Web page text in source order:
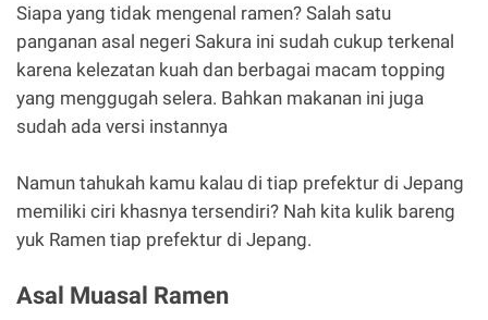
Siapa yang tidak mengenal ramen? Salah satu
panganan asal negeri Sakura ini sudah cukup terkenal
karena kelezatan kuah dan berbagai macam topping
yang menggugah selera. Bahkan makanan ini juga
sudah ada versi instannya
Namun tahukah kamu kalau di tiap prefektur di Jepang
memiliki ciri khasnya tersendiri? Nah kita kulik bareng
yuk Ramen tiap prefektur di Jepang.
Asal Muasal Ramen